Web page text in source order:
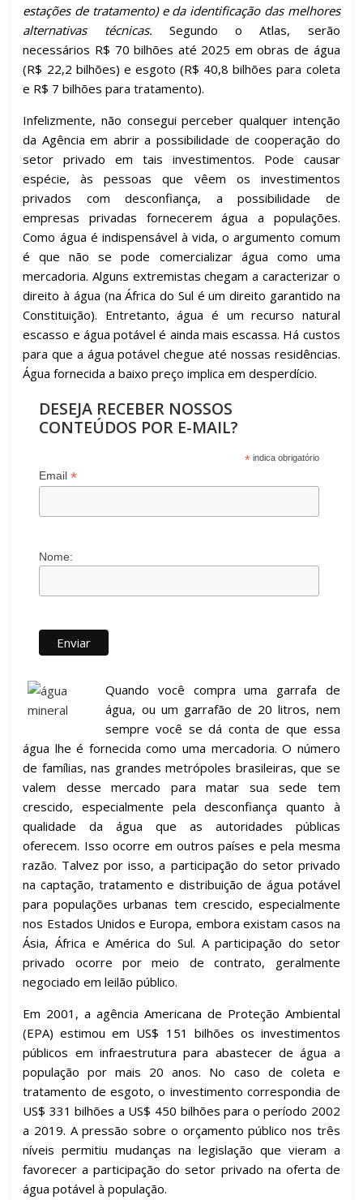
estações de tratamento) e da identificação das melhores
alternativas técnicas. Segundo o Atlas, serão
necessários R$ 70 bilhões até 2025 em obras de água
(R$ 22,2 bilhões) e esgoto (R$ 40,8 bilhões para coleta
e R$ 7 bilhões para tratamento).
Infelizmente, não consegui perceber qualquer intenção
da Agência em abrir a possibilidade de cooperação do
setor privado em tais investimentos. Pode causar
espécie, às pessoas que vêem os investimentos
privados com desconfiança, a possibilidade de
empresas privadas fornecerem água a populações.
Como água é indispensável à vida, o argumento comum
é que não se pode comercializar água como uma
mercadoria. Alguns extremistas chegam a caracterizar o
direito à água (na África do Sul é um direito garantido na
Constituição). Entretanto, água é um recurso natural
escasso e água potável é ainda mais escassa. Há custos
para que a água potável chegue até nossas residências.
Água fornecida a baixo preço implica em desperdício.
DESEJA RECEBER NOSSOS
CONTEÚDOS POR E-MAIL?
* indica obrigatório
Email*
Nome:
Quando você compra uma garrafa de
água, ou um garrafão de 20 litros, nem
sempre você se dá conta de que essa
água lhe é fornecida como uma mercadoria. O número
de famílias, nas grandes metrópoles brasileiras, que se
valem desse mercado para matar sua sede tem
crescido, especialmente pela desconfiança quanto à
qualidade da água que as autoridades públicas
oferecem. Isso ocorre em outros países e pela mesma
razão. Talvez por isso, a participação do setor privado
na captação, tratamento e distribuição de água potável
para populações urbanas tem crescido, especialmente
nos Estados Unidos e Europa, embora existam casos na
Ásia, África e América do Sul. A participação do setor
privado ocorre por meio de contrato, geralmente
negociado em leilão público.
Em 2001, a agência Americana de Proteção Ambiental
(EPA) estimou em US$ 151 bilhões os investimentos
públicos em infraestrutura para abastecer de água a
população por mais 20 anos. No caso de coleta e
tratamento de esgoto, o investimento correspondia de
US$ 331 bilhões a US$ 450 bilhões para o período 2002
a 2019. A pressão sobre o orçamento público nos três
níveis permitiu mudanças na legislação que vieram a
favorecer a participação do setor privado na oferta de
água potável à população.